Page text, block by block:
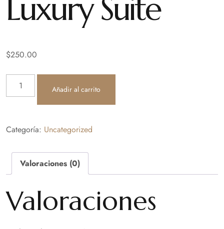
Luxury Suite
$250.00
Añadir al carrito
Categoría: Uncategorized
Valoraciones (0)
Valoraciones